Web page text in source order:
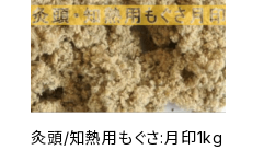
灸頭/知熱用もぐさ:月印1kg